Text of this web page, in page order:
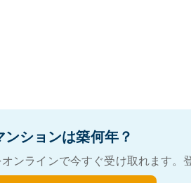
ンションは築何年？
ンラインで今すぐ受け取れます。